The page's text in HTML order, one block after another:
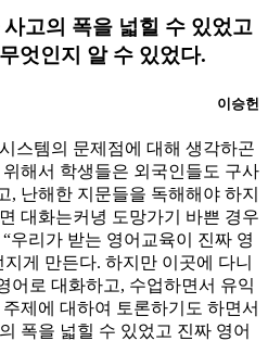
고의 폭을 넓힐 수 있었고
엇인지 알 수 있었다.
이승헌
스템의 문제점에 대해 생각하곤
해서 학생들은 외국인들도 구사
, 난해한 지문들을 독해해야 하지
대화는커녕 도망가기 바쁜 경우
우리가 받는 영어교육이 진짜 영
게 만든다. 하지만 이곳에 다니
어로 대화하고, 수업하면서 유익
제에 대하여 토론하기도 하면서
폭을 넓힐 수 있었고 진짜 영어